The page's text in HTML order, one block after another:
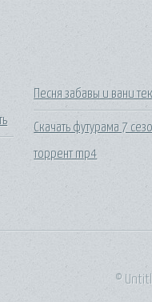
Песня забавы и вани
Скачать футурама 7
торрент mp4
©